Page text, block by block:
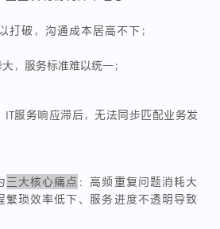
打破，沟通成本居高不下；
，服务标准难以统一；
IT服务响应滞后，无法同步匹配业务发
三大核心痛点 ：高频重复问题消耗大
繁琐效率低下、服务进度不透明导致